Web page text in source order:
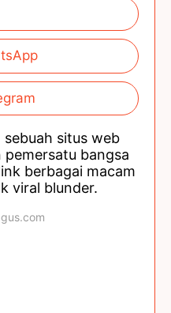
situs web
bangsa
berbagai macam
viral blunder.